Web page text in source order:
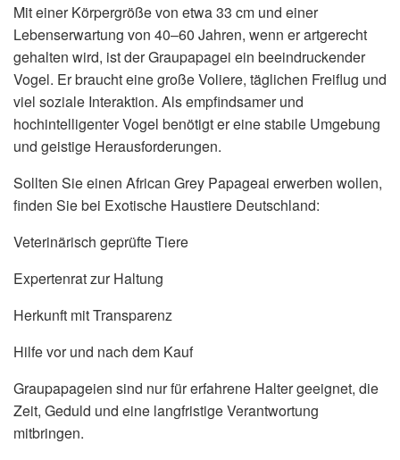
Mit einer Körpergröße von etwa 33 cm und einer
Lebenserwartung von 40–60 Jahren, wenn er artgerecht
gehalten wird, ist der Graupapagei ein beeindruckender
Vogel. Er braucht eine große Voliere, täglichen Freiflug und
viel soziale Interaktion. Als empfindsamer und
hochintelligenter Vogel benötigt er eine stabile Umgebung
und geistige Herausforderungen.
Sollten Sie einen African Grey Papageai erwerben wollen,
finden Sie bei Exotische Haustiere Deutschland:
Veterinärisch geprüfte Tiere
Expertenrat zur Haltung
Herkunft mit Transparenz
Hilfe vor und nach dem Kauf
Graupapageien sind nur für erfahrene Halter geeignet, die
Zeit, Geduld und eine langfristige Verantwortung
mitbringen.